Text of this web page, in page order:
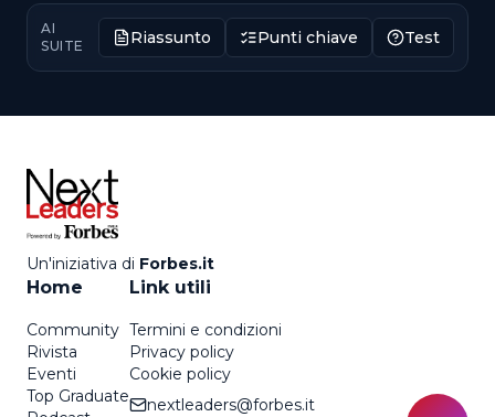
AI
SUITE
Riassunto Punti chiave Test
Un'iniziativa di Forbes.it
Home
Community
Rivista
Eventi
Top Graduate
Link utili
Termini e condizioni
Privacy policy
Cookie policy
nextleaders@forbes.it